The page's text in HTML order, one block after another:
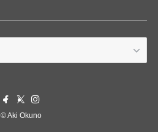
©Aki Okuno